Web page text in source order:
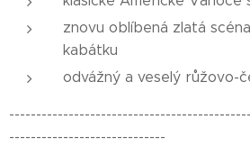
znovu oblíbená zlatá
kabátku
odvážný a veselý růžovo-
-----------------------------